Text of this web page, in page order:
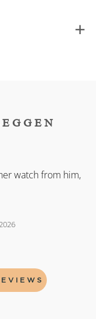
watch from him,